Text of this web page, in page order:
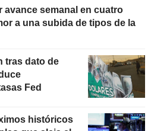
avance semanal en cuatro
a una subida de tipos de la
tras dato de
Fed
históricos